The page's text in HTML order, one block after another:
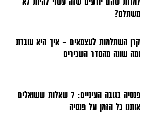
משתלם?
קרן השתלמות לעצמאים - איך היא עובדת
ומה שונה מהסדר השכירים
פנסיה בגובה העיניים: 7 שאלות ששואלים
אותנו כל הזמן על פנסיה